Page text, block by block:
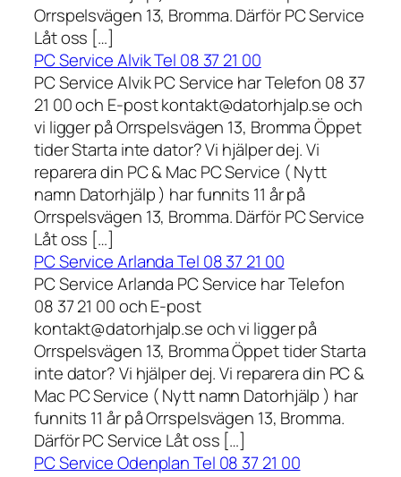
Orrspelsvägen 13, Bromma. Därför PC Service
Låt oss […]
PC Service Alvik Tel 08 37 21 00
PC Service Alvik PC Service har Telefon 08 37
21 00 och E-post kontakt@datorhjalp.se och
vi ligger på Orrspelsvägen 13, Bromma Öppet
tider Starta inte dator? Vi hjälper dej. Vi
reparera din PC & Mac PC Service ( Nytt
namn Datorhjälp ) har funnits 11 år på
Orrspelsvägen 13, Bromma. Därför PC Service
Låt oss […]
PC Service Arlanda Tel 08 37 21 00
PC Service Arlanda PC Service har Telefon
08 37 21 00 och E-post
kontakt@datorhjalp.se och vi ligger på
Orrspelsvägen 13, Bromma Öppet tider Starta
inte dator? Vi hjälper dej. Vi reparera din PC &
Mac PC Service ( Nytt namn Datorhjälp ) har
funnits 11 år på Orrspelsvägen 13, Bromma.
Därför PC Service Låt oss […]
PC Service Odenplan Tel 08 37 21 00